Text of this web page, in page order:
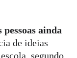
pessoas ainda
de ideias
segundo